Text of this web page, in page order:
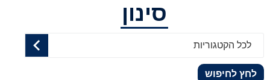
סינון
לכל הקטגוריות
לחץ לחיפוש